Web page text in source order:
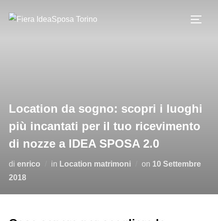
Location da sogno: scopri i luoghi
più incantati per il tuo ricevimento
di nozze a IDEA SPOSA 2.0
di enrico in Location matrimoni on Pubblicato
10 Settembre
2018